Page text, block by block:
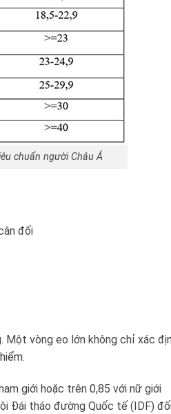
chuẩn người Châu Á
đối
Một vòng eo lớn không chỉ xác
giới hoặc trên 0,85 với nữ giới
Đái tháo đường Quốc tế (IDF)